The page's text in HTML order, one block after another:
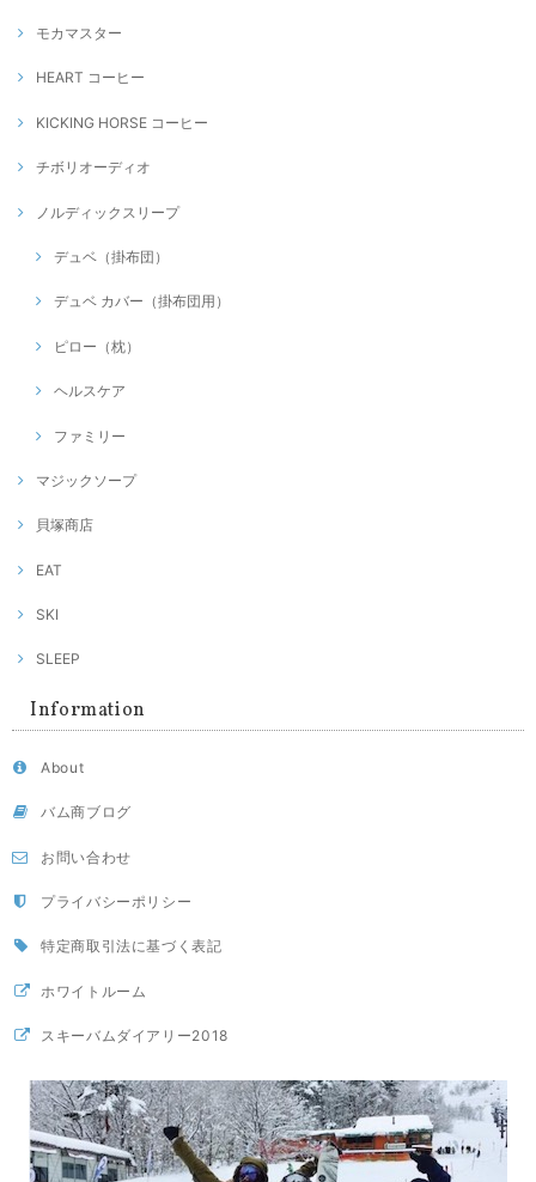
モカマスター
HEART コーヒー
KICKING HORSE コーヒー
チボリオーディオ
ノルディックスリープ
デュベ（掛布団）
デュベ カバー（掛布団用）
ピロー（枕）
ヘルスケア
ファミリー
マジックソープ
貝塚商店
EAT
SKI
SLEEP
Information
About
バム商ブログ
お問い合わせ
プライバシーポリシー
特定商取引法に基づく表記
ホワイトルーム
スキーバムダイアリー2018